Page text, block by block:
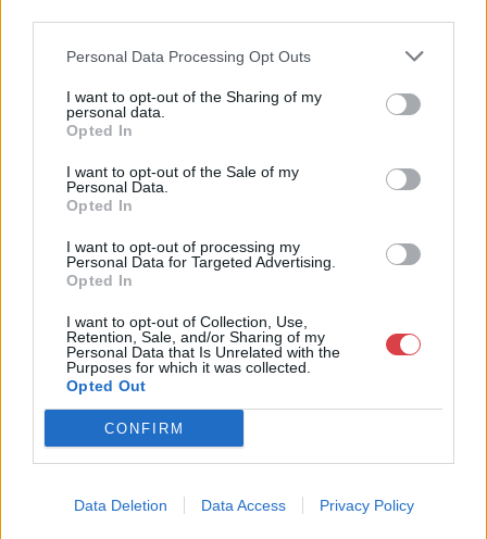
Personal Data Processing Opt Outs
I want to opt-out of the Sharing of my
personal data.
Opted In
I want to opt-out of the Sale of my
Personal Data.
Opted In
I want to opt-out of processing my
Personal Data for Targeted Advertising.
Opted In
I want to opt-out of Collection, Use,
Retention, Sale, and/or Sharing of my
Personal Data that Is Unrelated with the
Purposes for which it was collected.
Opted Out
CONFIRM
Data Deletion Data Access Privacy Policy
GALÉRIA TOVÁBBI MŰTÁRGYAI
KAPCSOLÓDÓ MŰTÁRGYAK
742. tétel: 757. tétel: